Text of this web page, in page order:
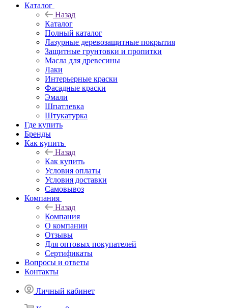
Каталог
Назад
Каталог
Полный каталог
Лазурные деревозащитные покрытия
Защитные грунтовки и пропитки
Масла для древесины
Лаки
Интерьерные краски
Фасадные краски
Эмали
Шпатлевка
Штукатурка
Где купить
Бренды
Как купить
Назад
Как купить
Условия оплаты
Условия доставки
Самовывоз
Компания
Назад
Компания
О компании
Отзывы
Для оптовых покупателей
Сертификаты
Вопросы и ответы
Контакты
Личный кабинет